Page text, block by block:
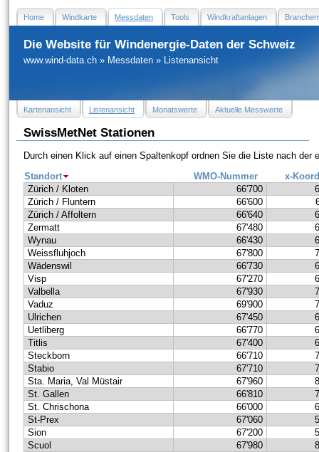
Home Windkarte Messdaten Tools Windkraftanlagen
Die Website für Windenergie-Daten der Schweiz
www.wind-data.ch » Messdaten » Listenansicht
Kartenansicht Listenansicht Monatswerte Aktuelle Messwerte
SwissMetNet Stationen
Durch einen Klick auf einen Spaltenkopf ordnen Sie die Liste nach der
Standort
WMO-Nummer
x-
Zürich / Kloten
66'700
Zürich / Fluntern
66'600
Zürich / Affoltern
66'640
Zermatt
67'480
Wynau
66'430
Weissfluhjoch
67'800
Wädenswil
66'730
Visp
67'270
Valbella
67'930
Vaduz
69'900
Ulrichen
67'450
Uetliberg
66'770
Titlis
67'400
Steckborn
66'710
Stabio
67'710
Sta. Maria, Val Müstair
67'960
St. Gallen
66'810
St. Chrischona
66'000
St-Prex
67'060
Sion
67'200
Scuol
67'980